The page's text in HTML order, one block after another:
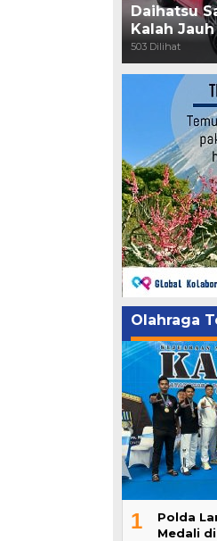
Daihatsu
Kalah
503 Dilihat
Olahraga
1
Polda
Medali